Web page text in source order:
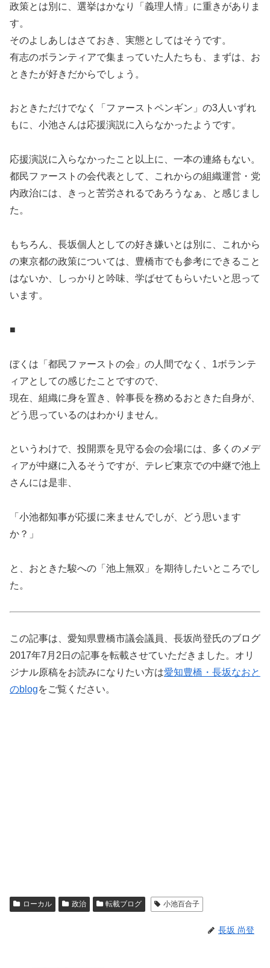
政策とは別に、選挙はかなり「義理人情」に重きがありま
す。
そのよしあしはさておき、実態としてはそうです。
有志のボランティアで集まっていた人たちも、まずは、お
ときたが好きだからでしょう。
おときただけでなく「ファーストペンギン」の3人いずれ
もに、小池さんは応援演説に入らなかったようです。
応援演説に入らなかったこと以上に、一本の連絡もない。
都民ファーストの会代表として、これからの組織運営・党
内政治には、きっと苦労されるであろうなぁ、と感じまし
た。
もちろん、長坂個人としての好き嫌いとは別に、これから
の東京都の政策については、豊橋市でも参考にできること
はないか、しっかりと吟味、学ばせてもらいたいと思って
います。
■
ぼくは「都民ファーストの会」の人間でなく、1ボランテ
ィアとしての感じたことですので、
現在、組織に身を置き、幹事長を務めるおときた自身が、
どう思っているのはわかりません。
というわけで、投開票を見守る会の会場には、多くのメデ
ィアが中継に入るそうですが、テレビ東京での中継で池上
さんには是非、
「小池都知事が応援に来ませんでしが、どう思います
か？」
と、おときた駿への「池上無双」を期待したいところでし
た。
この記事は、愛知県豊橋市議会議員、長坂尚登氏のブログ
2017年7月2日の記事を転載させていただきました。オリ
ジナル原稿をお読みになりたい方は愛知豊橋・長坂なおと
のblogをご覧ください。
ローカル 政治 転載ブログ 小池百合子
長坂 尚登